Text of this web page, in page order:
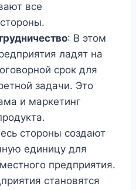
все
: В этом
ладят на
срок для
задачи. Это
и маркетинг
стороны создают
единицу для
предприятия.
становятся